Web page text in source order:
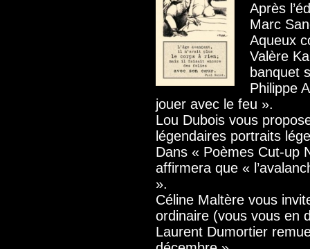
Après
Marc
Aqueux
Valère
banquet
Philippe
jouer avec le feu ».
Lou Dubois vous
légendaires portraits
Dans « Poèmes Cut-up
affirmera que «
».
Céline Maltère vous
ordinaire (vous vous en
Laurent Dumortier